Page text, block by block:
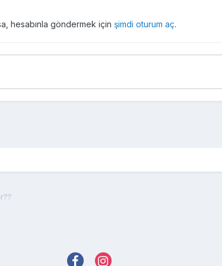
hesabınla göndermek için şimdi oturum aç.